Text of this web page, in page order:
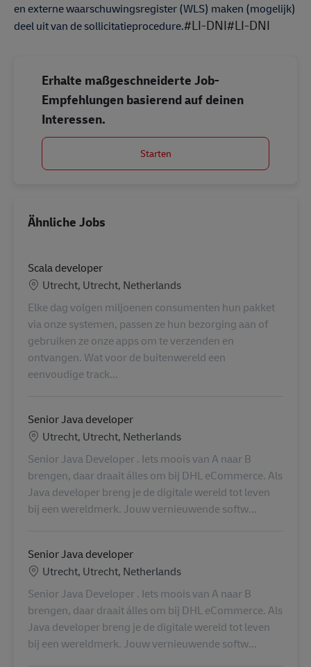
en externe waarschuwingsregister (WLS) maken (mogelijk)
deel uit van de sollicitatieprocedure.#LI-DNI#LI-DNI
Erhalte maßgeschneiderte Job-
Empfehlungen basierend auf deinen
Interessen.
Starten
Ähnliche Jobs
Scala developer
Standort
Utrecht, Utrecht, Netherlands
Elke dag volgen miljoenen consumenten hun pakket
via onze systemen, passen ze hun bezorging aan of
gebruiken ze onze apps om te verzenden en
ontvangen. Wat voor de buitenwereld een
eenvoudige track...
Senior Java developer
Standort
Utrecht, Utrecht, Netherlands
Senior Java Developer . Iets moois van A naar B
brengen, daar draait álles om bij DHL eCommerce. Als
Java developer breng je de digitale wereld tot leven
bij een wereldmerk. Jouw vernieuwende softw...
Senior Java developer
Standort
Utrecht, Utrecht, Netherlands
Senior Java Developer . Iets moois van A naar B
brengen, daar draait álles om bij DHL eCommerce. Als
Java developer breng je de digitale wereld tot leven
bij een wereldmerk. Jouw vernieuwende softw...